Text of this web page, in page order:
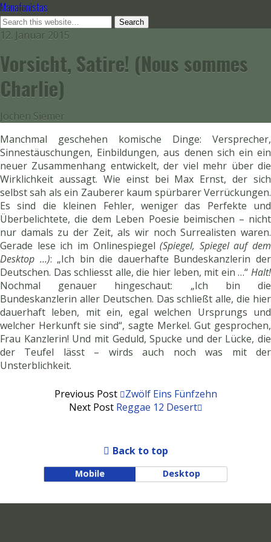
Manafonistas
12. Januar 2015
Vorsicht, Satire! (Nous sommes
Charlie)
Jochen Siemer
Manchmal geschehen komische Dinge: Versprecher,
Sinnestäuschungen, Einbildungen, aus denen sich ein ein
neuer Zusammenhang entwickelt, der viel mehr über die
Wirklichkeit aussagt. Wie einst bei Max Ernst, der sich
selbst sah als ein Zauberer kaum spürbarer Verrückungen.
Es sind die kleinen Fehler, weniger das Perfekte und
Überbelichtete, die dem Leben Poesie beimischen – nicht
nur damals zu der Zeit, als wir noch Surrealisten waren.
Gerade lese ich im Onlinespiegel(Spiegel, Spiegel auf dem
Desktop …): „Ich bin die dauerhafte Bundeskanzlerin der
Deutschen. Das schliesst alle, die hier leben, mit ein …“ Halt!
Nochmal genauer hingeschaut: „Ich bin die
Bundeskanzlerin aller Deutschen. Das schließt alle, die hier
dauerhaft leben, mit ein, egal welchen Ursprungs und
welcher Herkunft sie sind“, sagte Merkel. Gut gesprochen,
Frau Kanzlerin! Und mit Geduld, Spucke und der Lücke, die
der Teufel lässt – wirds auch noch was mit der
Unsterblichkeit.
Previous Post
Zwölf Eins Fünfzehn
Next Post Reggae 12 Desert
Back to top
Mobile Desktop